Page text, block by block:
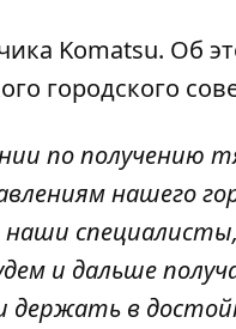
Komatsu. Об
городского
по получению
нашего
наши
и дальше
держать в